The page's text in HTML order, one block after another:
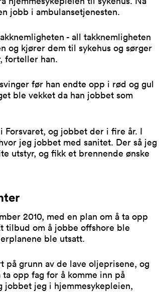
jobb i ambulansetjenesten.
- all takknemligheten
og kjører dem til sykehus og sørger
forteller han.
før han endte opp i rød og gul
ble vekket da han jobbet som
og jobbet der i fire år. I
jeg jobbet med sanitet. Der så jeg
utstyr, og fikk et brennende ønske
2010, med en plan om å ta opp
tilbud om å jobbe offshore ble
ble utsatt.
på grunn av de lave oljeprisene, og
opp fag for å komme inn på
jobbet jeg i hjemmesykepleien,